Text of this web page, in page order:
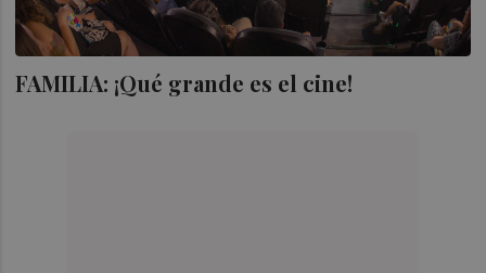
FAMILIA: ¡Qué grande es el cine!